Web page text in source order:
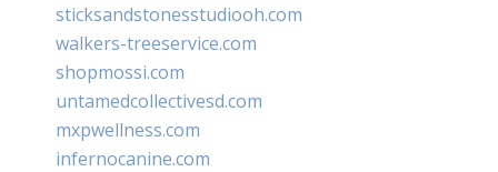
sticksandstonesstudiooh.com
walkers-treeservice.com
shopmossi.com
untamedcollectivesd.com
mxpwellness.com
infernocanine.com